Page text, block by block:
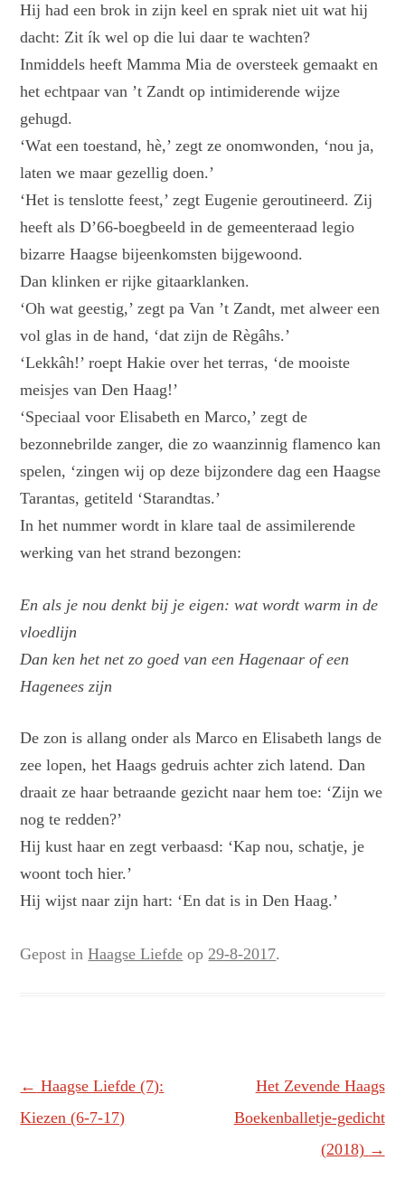
Hij had een brok in zijn keel en sprak niet uit wat hij
dacht: Zit ík wel op die lui daar te wachten?
Inmiddels heeft Mamma Mia de oversteek gemaakt en
het echtpaar van ’t Zandt op intimiderende wijze
gehugd.
‘Wat een toestand, hè,’ zegt ze onomwonden, ‘nou ja,
laten we maar gezellig doen.’
‘Het is tenslotte feest,’ zegt Eugenie geroutineerd. Zij
heeft als D’66-boegbeeld in de gemeenteraad legio
bizarre Haagse bijeenkomsten bijgewoond.
Dan klinken er rijke gitaarklanken.
‘Oh wat geestig,’ zegt pa Van ’t Zandt, met alweer een
vol glas in de hand, ‘dat zijn de Règâhs.’
‘Lekkâh!’ roept Hakie over het terras, ‘de mooiste
meisjes van Den Haag!’
‘Speciaal voor Elisabeth en Marco,’ zegt de
bezonnebrilde zanger, die zo waanzinnig flamenco kan
spelen, ‘zingen wij op deze bijzondere dag een Haagse
Tarantas, getiteld ‘Starandtas.’
In het nummer wordt in klare taal de assimilerende
werking van het strand bezongen:
En als je nou denkt bij je eigen: wat wordt warm in de
vloedlijn
Dan ken het net zo goed van een Hagenaar of een
Hagenees zijn
De zon is allang onder als Marco en Elisabeth langs de
zee lopen, het Haags gedruis achter zich latend. Dan
draait ze haar betraande gezicht naar hem toe: ‘Zijn we
nog te redden?’
Hij kust haar en zegt verbaasd: ‘Kap nou, schatje, je
woont toch hier.’
Hij wijst naar zijn hart: ‘En dat is in Den Haag.’
Gepost inHaagse Liefde op 29-8-2017.
Berichtnavigatie
← Haagse Liefde (7):
Kiezen (6-7-17)
Het Zevende Haags
Boekenballetje-gedicht
(2018) →